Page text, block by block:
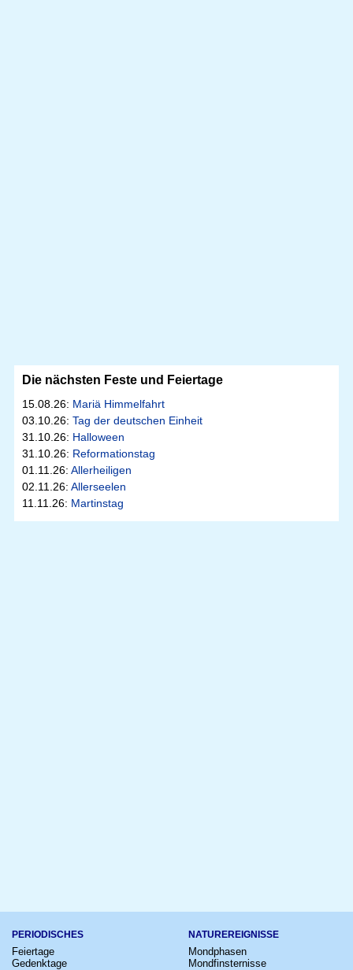
Die nächsten Feste und Feiertage
15.08.26: Mariä Himmelfahrt
03.10.26: Tag der deutschen Einheit
31.10.26: Halloween
31.10.26: Reformationstag
01.11.26: Allerheiligen
02.11.26: Allerseelen
11.11.26: Martinstag
PERIODISCHES
Feiertage
Gedenktage
NATUREREIGNISSE
Mondphasen
Mondfinsternisse